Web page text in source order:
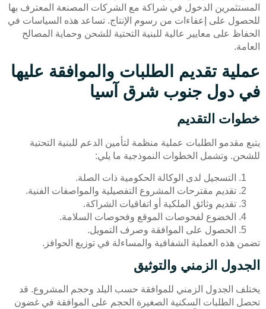
المستثمرين الدخول في شراكة مع الشركات المصنعة المعترف بها
للحصول على إعفاءات من رسوم الإنتاج. تساعد هذه السياسات في
الحفاظ على معايير عالية للبنية التحتية للشحن وحماية المصالح
العامة.
عملية تقديم الطلبات والموافقة عليها
في دول جنوب شرق آسيا
خطوات التقديم
يتبع مقدمو الطلبات عملية منظمة لتأمين الدعم للبنية التحتية
للشحن. وتشمل الخطوات النموذجية ما يلي:
التسجيل لدى الوكالة الحكومية ذات الصلة.
تقديم مقترحات المشروع التفصيلية والمواصفات الفنية.
تقديم وثائق الملكية أو اتفاقيات الشراكة.
الخضوع لفحوصات الموقع وفحوصات السلامة.
الحصول على الموافقة وصرف التمويل.
تضمن هذه العملية الشفافية والمساءلة في توزيع الحوافز.
الجدول الزمني والتوثيق
يختلف الجدول الزمني للموافقة حسب البلد وحجم المشروع. قد
تحصل الطلبات السكنية الصغيرة الحجم على الموافقة في غضون